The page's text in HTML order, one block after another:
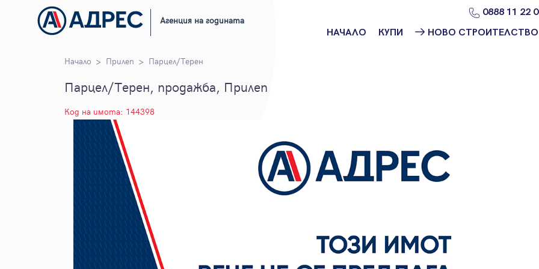
Агенция на годината
0888 11 22
НАЧАЛО КУПИ НОВО СТРОИТЕЛСТВО
строителство
строителство
Начало Прилеп Парцел/Терен
Парцел/Терен, продажба, Прилеп
Код на имота: 144398